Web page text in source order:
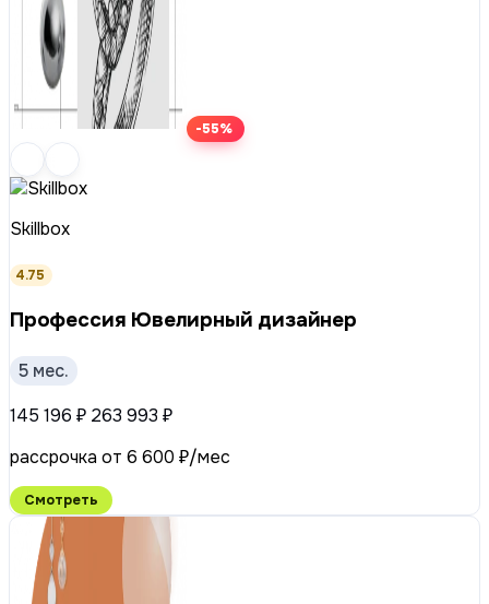
-55%
Skillbox
4.75
Профессия Ювелирный дизайнер
5 мес.
145 196 ₽ 263 993 ₽
рассрочка от 6 600 ₽/мес
Смотреть